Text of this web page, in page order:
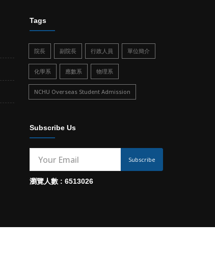
Tags
院長 副院長 行政人員 單位簡介
化學系 應數系 物理系
NCHU Overseas Student Admission
Subscribe Us
Subscribe
瀏覽人數 : 6513026